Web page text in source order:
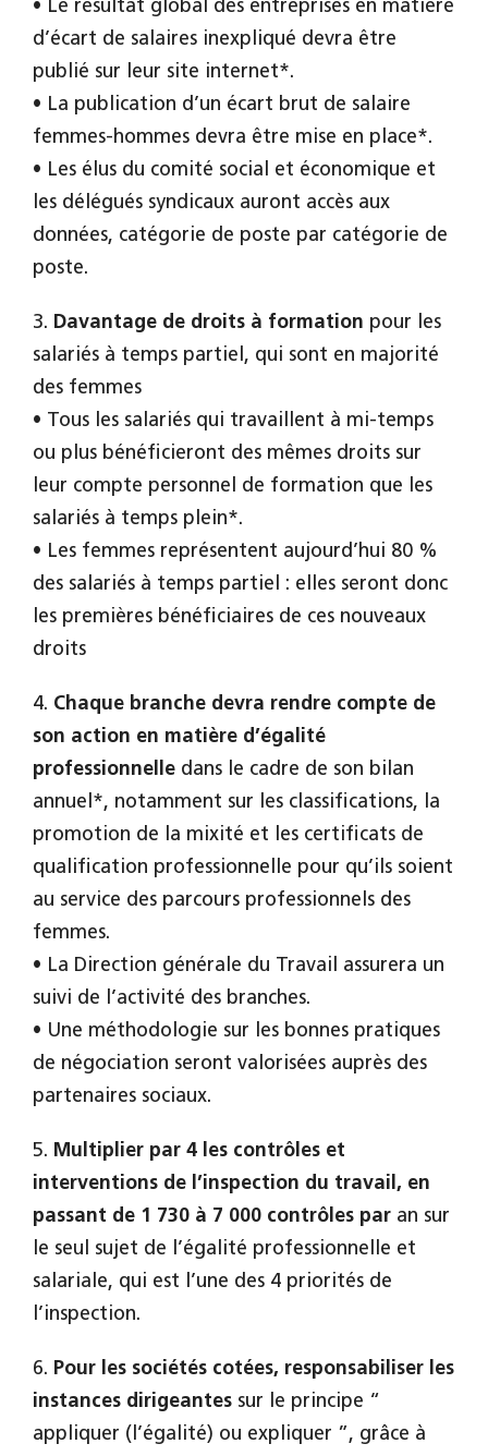
• Le résultat global des entreprises en matière
d’écart de salaires inexpliqué devra être
publié sur leur site internet*.
• La publication d’un écart brut de salaire
femmes-hommes devra être mise en place*.
• Les élus du comité social et économique et
les délégués syndicaux auront accès aux
données, catégorie de poste par catégorie de
poste.
3. Davantage de droits à formation pour les
salariés à temps partiel, qui sont en majorité
des femmes
• Tous les salariés qui travaillent à mi-temps
ou plus bénéficieront des mêmes droits sur
leur compte personnel de formation que les
salariés à temps plein*.
• Les femmes représentent aujourd’hui 80 %
des salariés à temps partiel : elles seront donc
les premières bénéficiaires de ces nouveaux
droits
4. Chaque branche devra rendre compte de
son action en matière d’égalité
professionnelle dans le cadre de son bilan
annuel*, notamment sur les classifications, la
promotion de la mixité et les certificats de
qualification professionnelle pour qu’ils soient
au service des parcours professionnels des
femmes.
• La Direction générale du Travail assurera un
suivi de l’activité des branches.
• Une méthodologie sur les bonnes pratiques
de négociation seront valorisées auprès des
partenaires sociaux.
5. Multiplier par 4 les contrôles et
interventions de l’inspection du travail, en
passant de 1 730 à 7 000 contrôles par an sur
le seul sujet de l’égalité professionnelle et
salariale, qui est l’une des 4 priorités de
l’inspection.
6. Pour les sociétés cotées, responsabiliser les
instances dirigeantes sur le principe “
appliquer (l’égalité) ou expliquer ”, grâce à